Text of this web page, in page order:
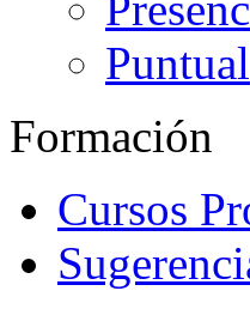
Puntual
Formación
Cursos